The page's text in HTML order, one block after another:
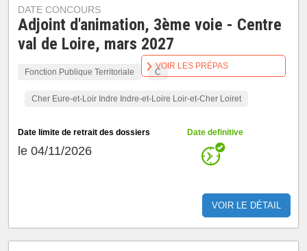
DATE CONCOURS
Adjoint d'animation, 3ème voie - Centre
val de Loire, mars 2027
Fonction Publique Territoriale C
Cher Eure-et-Loir Indre Indre-et-Loire Loir-et-Cher Loiret
Date limite de retrait des dossiers
le 04/11/2026
Date definitive
VOIR LE DÉTAIL
VOIR LES PRÉPAS